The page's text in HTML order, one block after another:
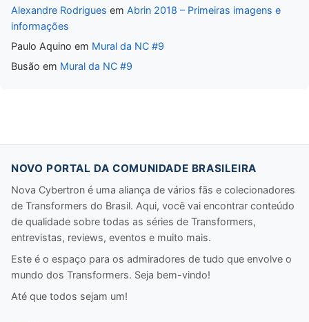
Alexandre Rodrigues em Abrin 2018 – Primeiras imagens e
informações
Paulo Aquino em Mural da NC #9
Busão em Mural da NC #9
NOVO PORTAL DA COMUNIDADE BRASILEIRA
Nova Cybertron é uma aliança de vários fãs e colecionadores
de Transformers do Brasil. Aqui, você vai encontrar conteúdo
de qualidade sobre todas as séries de Transformers,
entrevistas, reviews, eventos e muito mais.
Este é o espaço para os admiradores de tudo que envolve o
mundo dos Transformers. Seja bem-vindo!
Até que todos sejam um!